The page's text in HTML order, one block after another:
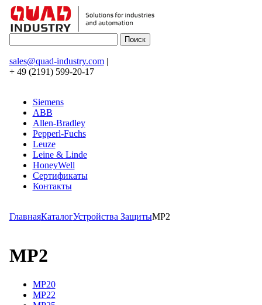
sales@quad-industry.com|
+ 49 (2191) 599-20-17
Siemens
ABB
Allen-Bradley
Pepperl-Fuchs
Leuze
Leine & Linde
HoneyWell
Сертификаты
Контакты
ГлавнаяКаталогУстройства ЗащитыMP2
MP2
MP20
MP22